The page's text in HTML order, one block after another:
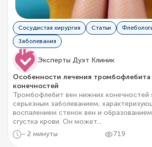
Сосудистая хирургия Статьи
Заболевания
Эксперты Дуэт Клиник
Особенности лечения
конечностей
Тромбофлебит вен нижних конечностей
серьезным заболеванием,
воспалением стенок вен и
сгустка крови. Он может...
~ 2 минуты
719